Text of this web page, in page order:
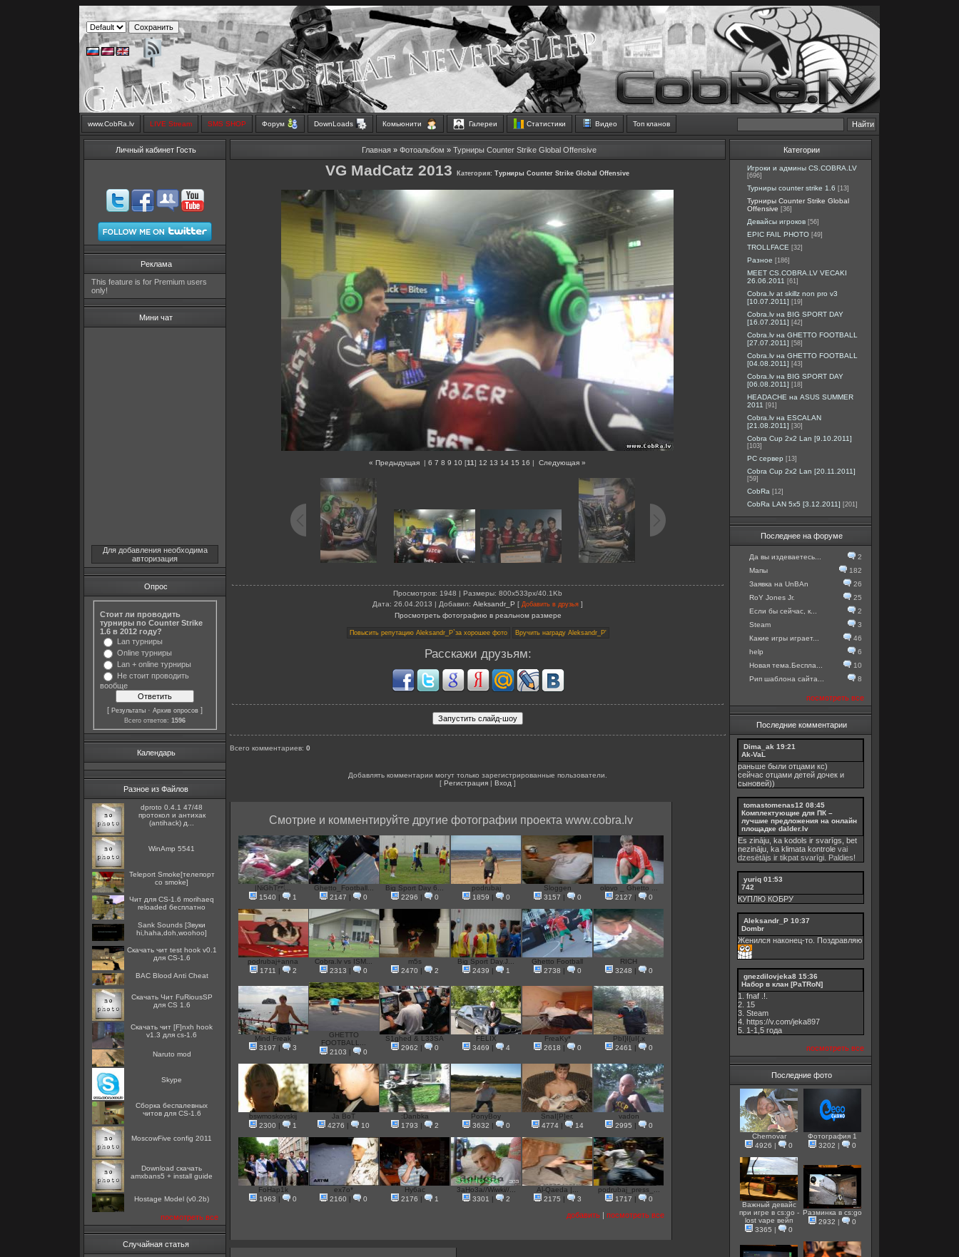
www.CobRa.lv LIVE Stream SMS SHOP Форум DownLoads Комьюнити Галереи Статистики Видео Топ кланов
Личный кабинет Гость
Реклама
This feature is for Premium users
only!
Мини чат
Для добавления необходима
авторизация
Опрос
Стоит ли проводить
турниры по Counter Strike
1.6 в 2012 году?
Lan турниры
Online турниры
Lan + online турниры
Не стоит проводить
вообще
[ Результаты · Архив опросов ]
Всего ответов: 1596
Календарь
Разное из Файлов
dproto 0.4.1 47/48
протокол и антихак
(antihack) д...
WinAmp 5541
Teleport Smoke[телепорт
со smoke]
Чит для CS-1.6 morihaeq
reloaded бесплатно
Sank Sounds [Звуки
hi,haha,doh,woohoo]
Скачать чит test hook v0.1
для CS-1.6
BAC Blood Anti Cheat
Скачать Чит FuRiousSP
для CS 1.6
Скачать чит [F]nxh hook
v1.3 для cs-1.6
Naruto mod
Skype
Сборка беспалевных
читов для CS-1.6
MoscowFive config 2011
Download скачать
amxbans5 + install guide
Hostage Model (v0.2b)
посмотреть все
Случайная статья
Главная» Фотоальбом » Турниры Counter Strike Global Offensive
VG MadCatz 2013 Категория: Турниры Counter Strike Global Offensive
« Предыдущая | 6 7 8 9 10 [11] 12 13 14 15 16 | Следующая »
Просмотров: 1948 | Размеры: 800x533px/40.1Kb
Дата: 26.04.2013 | Добавил: Aleksandr_P [ Добавить в друзья ]
Просмотреть фотографию в реальном размере
Расскажи друзьям:
Всего комментариев: 0
Добавлять комментарии могут только зарегистрированные пользователи.
[ Регистрация Вход ]
Смотрие и комментируйте другие фотографии проекта www.cobra.lv
|NiGhT ...
1540
1
Ghetto_Football...
2147
0
Big Sport Day 6...
2296
0
podrubaj
1859
0
Sloggen
3157
0
olovo _ Ghetto ...
2127
0
podrubaj+anna
1711
2
Cobra.lv vs ISM...
2313
0
m5s
2470
2
Big Sport Day.J...
2439
1
Ghetto Football
2738
0
RICH
3248
0
Mind Freak
3197
3
GHETTO
FOOTBALL...
2103
0
S1ghed & L33SA
2962
0
FELIX
3469
4
FreaKy*
2618
0
PbI}I{uI{.x
2461
0
bswmoskovskij
2300
1
Ja BoT
4276
10
:Danbka
1793
2
PonyBoy
3632
0
SnaI[P]er.
4774| 14
vadon
2995
0
FoHap1k
1963
0
ex7o*
2160
0
Hy6ac
2176
1
3aHo3a//Wiwki//...
3301
2
Al-Qaeda |...
2175
3
podrubaj_press_...
1717
0
добавить посмотреть все
Категории
Игроки и админы CS.COBRA.LV
[696]
Турниры counter strike 1.6 [13]
Турниры Counter Strike Global
Offensive [36]
Девайсы игроков [56]
EPIC FAIL PHOTO [49]
TROLLFACE [32]
Разное [186]
MEET CS.COBRA.LV VECAKI
26.06.2011 [61]
Cobra.lv at skillz non pro v3
[10.07.2011] [19]
Cobra.lv на BIG SPORT DAY
[16.07.2011] [42]
Cobra.lv на GHETTO FOOTBALL
[27.07.2011] [58]
Cobra.lv на GHETTO FOOTBALL
[04.08.2011] [43]
Cobra.lv на BIG SPORT DAY
[06.08.2011] [18]
HEADACHE на ASUS SUMMER
2011 [91]
Cobra.lv на ESCALAN
[21.08.2011] [30]
Cobra Cup 2x2 Lan [9.10.2011]
[103]
PC сервер [13]
Cobra Cup 2x2 Lan [20.11.2011]
[59]
CobRa [12]
CobRa LAN 5x5 [3.12.2011] [201]
Последнее на форуме
Да вы издеваетесь...
2
Мапы
182
Заявка на UnBAn
26
RoY Jones Jr.
25
Если бы сейчас, к...
2
Steam
3
Какие игры играет...
46
help
6
Новая тема.Беспла...
10
Рип шаблона сайта...
8
посмотреть все
Последние комментарии
Dima_ak 19:21
Ak-VaL
раньше были отцами кс)
сейчас отцами детей дочек и
сыновей))
tomastomenas12 08:45
Комплектующие для ПК –
лучшие предложения на онлайн
площадке dalder.lv
Es zināju, ka kodols ir svarīgs, bet
nezināju, ka klimata kontrole vai
dzesētājs ir tikpat svarīgi. Paldies!
yuriq 01:53
742
КУПЛЮ КОБРУ
Aleksandr_P 10:37
Dombr
Женился наконец-то. Поздравляю
gnezdilovjeka8 15:36
Набор в клан [PaTRoN]
1. fnaf .!.
2. 15
3. Steam
4. https://v.com/jeka897
5. 1-1,5 годa
посмотреть все
Последние фото
Chernovar
4926 | 0
Фотография 1
3202 | 0
Важный девайс
при игре в cs:go -
lost vape вейп
3365 | 0
Разминка в cs:go
2932 | 0